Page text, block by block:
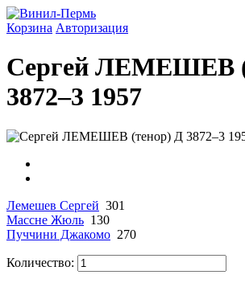
Корзина Авторизация
Сергей ЛЕМЕШЕВ
3872–3 1957
Лемешев Сергей 301
Массне Жюль 130
Пуччини Джакомо 270
Количество: